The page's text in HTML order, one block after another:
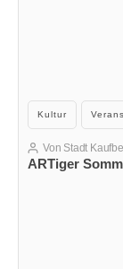
Kategorien
Kultur
ARTiger
Beitragsautor
Von Stadt